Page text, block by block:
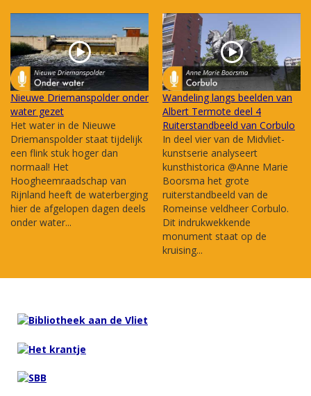
Nieuwe Driemanspolder onder
water gezet
Het water in de Nieuwe
Driemanspolder staat tijdelijk
een flink stuk hoger dan
normaal! Het
Hoogheemraadschap van
Rijnland heeft de waterberging
hier de afgelopen dagen deels
onder water...
Wandeling langs beelden van
Albert Termote deel 4
Ruiterstandbeeld van Corbulo
In deel vier van de Midvliet-
kunstserie analyseert
kunsthistorica @Anne Marie
Boorsma het grote
ruiterstandbeeld van de
Romeinse veldheer Corbulo.
Dit indrukwekkende
monument staat op de
kruising...